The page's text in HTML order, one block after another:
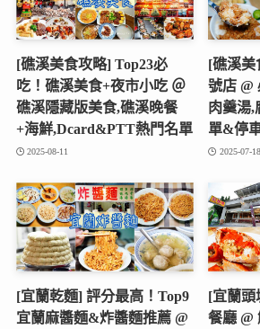
[礁溪美食攻略] Top23必
吃！礁溪美食+夜市小吃 ＠
礁溪隱藏版美食,礁溪晚餐
+海鮮,Dcard&PTT熱門名單
2025-08-11
[礁溪美
號店 @
肉羹湯,
單&停
2025-07-18
[宜蘭乾麵] 評分最高！Top9
宜蘭麻醬麵&炸醬麵推薦 @
[宜蘭頭
餐廳 @